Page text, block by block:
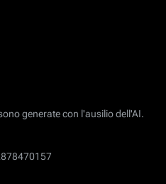
generate con l'ausilio dell'AI.